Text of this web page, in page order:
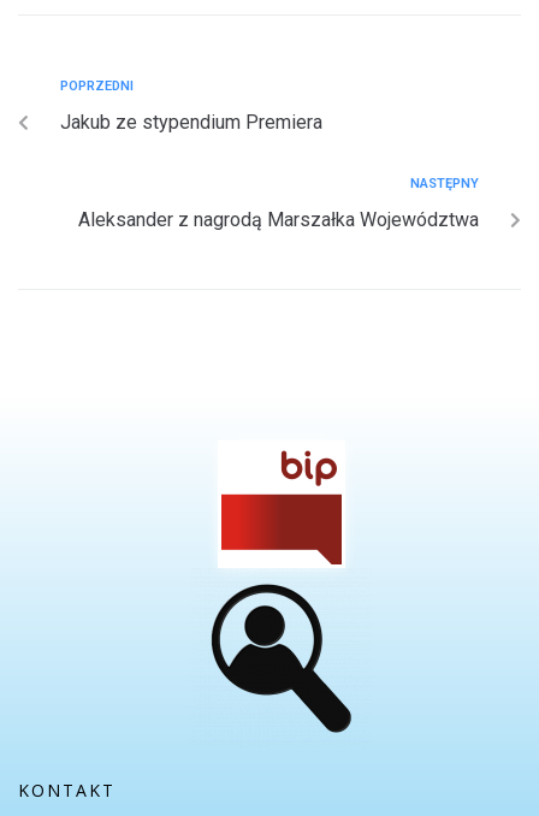
POPRZEDNI
Jakub ze stypendium Premiera
NASTĘPNY
Aleksander z nagrodą Marszałka Województwa
KONTAKT